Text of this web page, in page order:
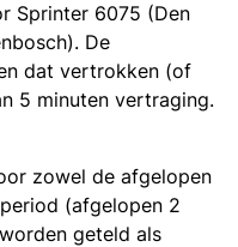
Sprinter 6075 (Den
De
dat vertrokken (of
5 minuten vertraging.
zowel de afgelopen
(afgelopen 2
geteld als